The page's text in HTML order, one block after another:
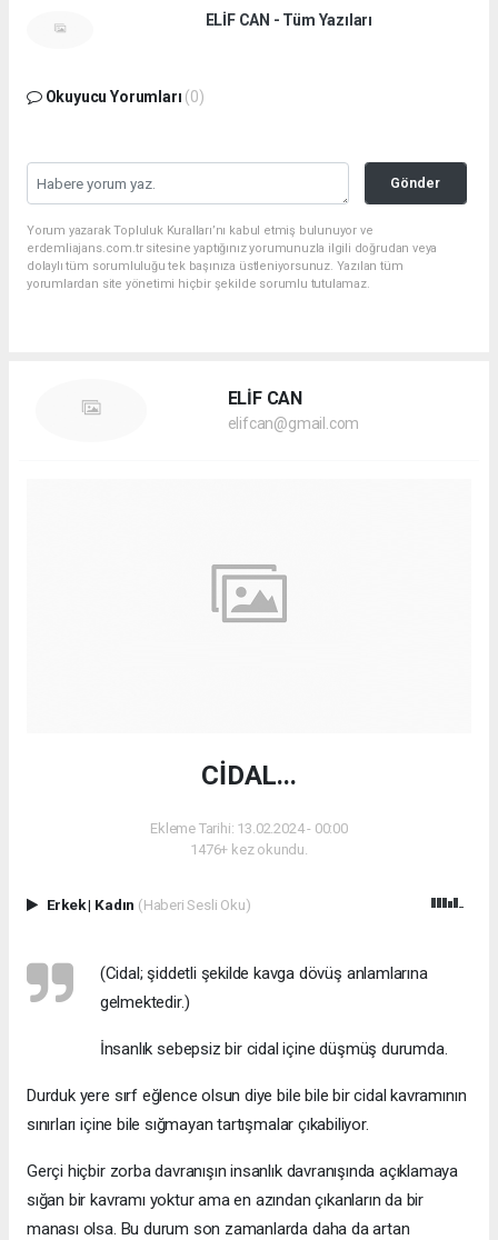
ELİF CAN - Tüm Yazıları
Okuyucu Yorumları (0)
Gönder
Yorum yazarak Topluluk Kuralları’nı kabul etmiş bulunuyor ve
erdemliajans.com.tr sitesine yaptığınız yorumunuzla ilgili doğrudan veya
dolaylı tüm sorumluluğu tek başınıza üstleniyorsunuz. Yazılan tüm
yorumlardan site yönetimi hiçbir şekilde sorumlu tutulamaz.
ELİF CAN
elifcan@gmail.com
CİDAL...
Ekleme Tarihi: 13.02.2024 - 00:00
1476+ kez okundu.
Erkek| Kadın (Haberi Sesli Oku)
(Cidal; şiddetli şekilde kavga dövüş anlamlarına
gelmektedir.)
İnsanlık sebepsiz bir cidal içine düşmüş durumda.
Durduk yere sırf eğlence olsun diye bile bile bir cidal kavramının
sınırları içine bile sığmayan tartışmalar çıkabiliyor.
Gerçi hiçbir zorba davranışın insanlık davranışında açıklamaya
sığan bir kavramı yoktur ama en azından çıkanların da bir
manası olsa. Bu durum son zamanlarda daha da artan